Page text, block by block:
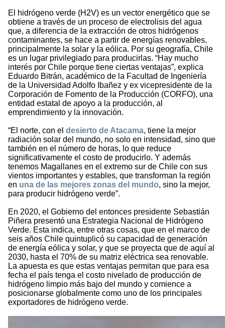
El hidrógeno verde (H2V) es un vector energético que se
obtiene a través de un proceso de electrolisis del agua
que, a diferencia de la extracción de otros hidrógenos
contaminantes, se hace a partir de energías renovables,
principalmente la solar y la eólica. Por su geografía, Chile
es un lugar privilegiado para producirlas. “Hay mucho
interés por Chile porque tiene ciertas ventajas”, explica
Eduardo Bitrán, académico de la Facultad de Ingeniería
de la Universidad Adolfo Ibañez y ex vicepresidente de la
Corporación de Fomento de la Producción (CORFO), una
entidad estatal de apoyo a la producción, al
emprendimiento y la innovación.
“El norte, con el desierto de Atacama, tiene la mejor
radiación solar del mundo, no solo en intensidad, sino que
también en el número de horas, lo que reduce
significativamente el costo de producirlo. Y además
tenemos Magallanes en el extremo sur de Chile con sus
vientos importantes y estables, que transforman la región
en una de las mejores zonas del mundo, sino la mejor,
para producir hidrógeno verde”.
En 2020, el Gobierno del entonces presidente Sebastián
Piñera presentó una Estrategia Nacional de Hidrógeno
Verde. Esta indica, entre otras cosas, que en el marco de
seis años Chile quintuplicó su capacidad de generación
de energía eólica y solar, y que se proyecta que de aquí al
2030, hasta el 70% de su matriz eléctrica sea renovable.
La apuesta es que estas ventajas permitan que para esa
fecha el país tenga el costo nivelado de producción de
hidrógeno limpio más bajo del mundo y comience a
posicionarse globalmente como uno de los principales
exportadores de hidrógeno verde.